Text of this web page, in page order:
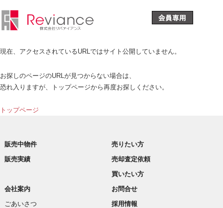
現在、アクセスされているURLではサイト公開していません。
お探しのページのURLが見つからない場合は、
恐れ入りますが、トップページから再度お探しください。
トップページ
販売中物件
販売実績
売りたい方
売却査定依頼
買いたい方
会社案内
ごあいさつ
お問合せ
採用情報